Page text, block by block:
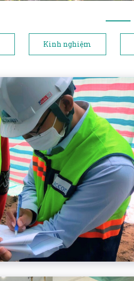
Kinh nghiệm